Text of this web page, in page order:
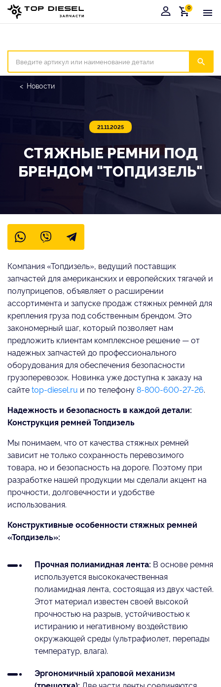
Корзина
0
Новости
21.11.2025
СТЯЖНЫЕ РЕМНИ ПОД
БРЕНДОМ "ТОПДИЗЕЛЬ"
Компания «Топдизель», ведущий поставщик
запчастей для американских и европейских тягачей и
полуприцепов, объявляет о расширении
ассортимента и запуске продаж стяжных ремней для
крепления груза под собственным брендом. Это
закономерный шаг, который позволяет нам
предложить клиентам комплексное решение — от
надежных запчастей до профессионального
оборудования для обеспечения безопасности
грузоперевозок. Новинка уже доступна к заказу на
сайтеtop-diesel.ru и по телефону8-800-600-27-26.
Надежность и безопасность в каждой детали:
Конструкция ремней Топдизель
Мы понимаем, что от качества стяжных ремней
зависит не только сохранность перевозимого
товара, но и безопасность на дороге. Поэтому при
разработке нашей продукции мы сделали акцент на
прочности, долговечности и удобстве
использования.
Конструктивные особенности стяжных ремней
«Топдизель»:
Прочная полиамидная лента: В основе ремня
используется высококачественная
полиамидная лента, состоящая из двух частей.
Этот материал известен своей высокой
прочностью на разрыв, устойчивостью к
истиранию и негативному воздействию
окружающей среды (ультрафиолет, перепады
температур, влага).
Эргономичный храповой механизм